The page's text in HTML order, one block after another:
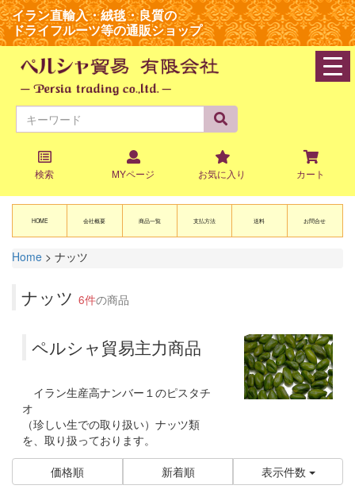
イラン直輸入・絨毯・良質の
ドライフルーツ等の通販ショップ
検索 MYページ お気に入り カート
HOME 会社概要 商品一覧 支払方法 送料 お問合せ
Home > ナッツ
ナッツ 6件の商品
ペルシャ貿易主力商品
イラン生産高ナンバー１のピスタチ
オ
（珍しい生での取り扱い）ナッツ類
を、取り扱っております。
価格順
新着順 表示件数